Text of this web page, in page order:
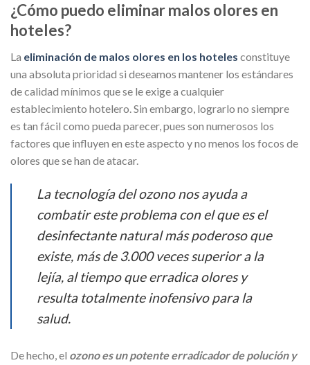
¿Cómo puedo eliminar malos olores en
hoteles?
La eliminación de malos olores en los hoteles constituye
una absoluta prioridad si deseamos mantener los estándares
de calidad mínimos que se le exige a cualquier
establecimiento hotelero. Sin embargo, lograrlo no siempre
es tan fácil como pueda parecer, pues son numerosos los
factores que influyen en este aspecto y no menos los focos de
olores que se han de atacar.
La tecnología del ozono nos ayuda a
combatir este problema con el que es el
desinfectante natural más poderoso que
existe, más de 3.000 veces superior a la
lejía, al tiempo que erradica olores y
resulta totalmente inofensivo para la
salud.
De hecho, el ozono es un potente erradicador de polución y